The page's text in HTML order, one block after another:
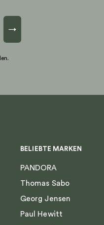
→
BELIEBTE MARKEN
PANDORA
Thomas Sabo
Georg Jensen
Paul Hewitt